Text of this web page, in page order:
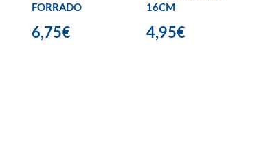
FORRADO
6,75€
16CM
4,95€